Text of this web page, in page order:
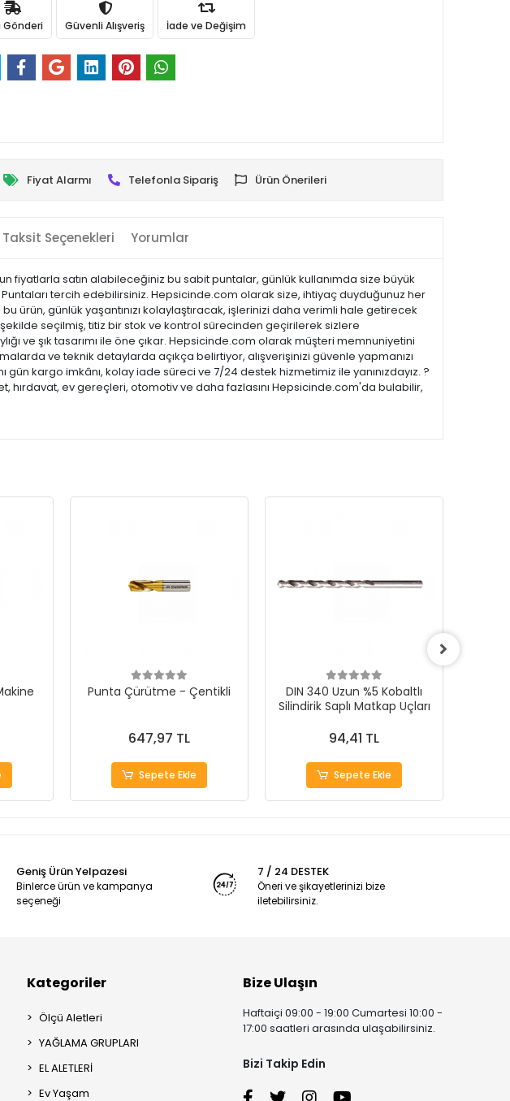
Gönderi Güvenli Alışveriş İade ve Değişim
Fiyat Alarmı Telefonla Sipariş Ürün Önerileri
Taksit Seçenekleri Yorumlar
fiyatlarla satın alabileceğiniz bu sabit puntalar, günlük kullanımda size büyük
tercih edebilirsiniz. Hepsicinde.com olarak size, ihtiyaç duyduğunuz her
ürün, günlük yaşantınızı kolaylaştıracak, işlerinizi daha verimli hale getirecek
seçilmiş, titiz bir stok ve kontrol sürecinden geçirilerek sizlere
ve şık tasarımı ile öne çıkar. Hepsicinde.com olarak müşteri memnuniyetini
ve teknik detaylarda açıkça belirtiyor, alışverişinizi güvenle yapmanızı
kargo imkânı, kolay iade süreci ve 7/24 destek hizmetimiz ile yanınızdayız. ?
hırdavat, ev gereçleri, otomotiv ve daha fazlasını Hepsicinde.com'da bulabilir,
Punta Çürütme - Çentikli
647,97 TL
Sepete Ekle
DIN 340 Uzun %5 Kobaltlı
Silindirik Saplı Matkap Uçları
94,41 TL
Sepete Ekle
Geniş Ürün Yelpazesi
Binlerce ürün ve kampanya
seçeneği
7 / 24 DESTEK
Öneri ve şikayetlerinizi bize
iletebilirsiniz.
Kategoriler
Ölçü Aletleri
YAĞLAMA GRUPLARI
EL ALETLERİ
Ev Yaşam
Bize Ulaşın
Haftaiçi 09:00 - 19:00 Cumartesi 10:00 -
17:00 saatleri arasında ulaşabilirsiniz.
Bizi Takip Edin